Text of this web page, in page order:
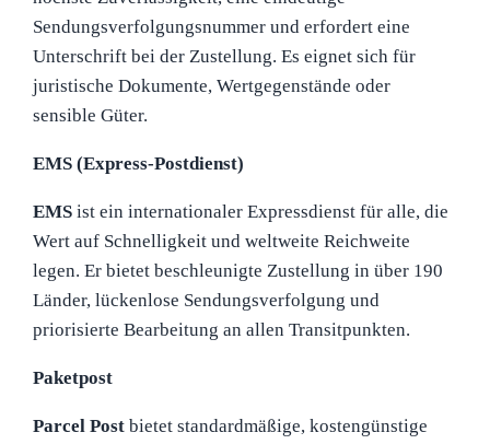
Sendungsverfolgungsnummer und erfordert eine
Unterschrift bei der Zustellung. Es eignet sich für
juristische Dokumente, Wertgegenstände oder
sensible Güter.
EMS (Express-Postdienst)
EMSist ein internationaler Expressdienst für alle, die
Wert auf Schnelligkeit und weltweite Reichweite
legen. Er bietet beschleunigte Zustellung in über 190
Länder, lückenlose Sendungsverfolgung und
priorisierte Bearbeitung an allen Transitpunkten.
Paketpost
Parcel Postbietet standardmäßige, kostengünstige